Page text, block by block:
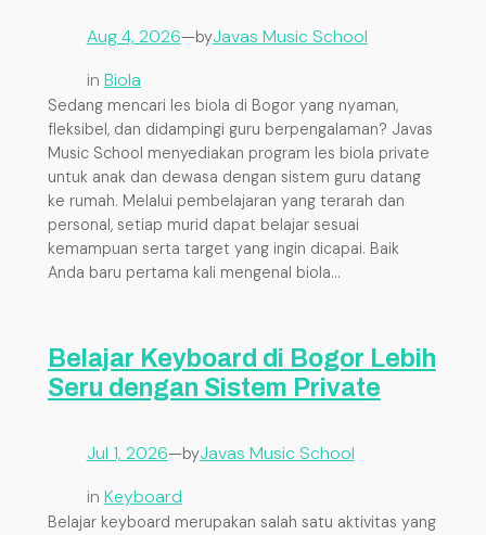
Aug 4, 2026—byJavas Music School
in Biola
Sedang mencari les biola di Bogor yang nyaman,
fleksibel, dan didampingi guru berpengalaman? Javas
Music School menyediakan program les biola private
untuk anak dan dewasa dengan sistem guru datang
ke rumah. Melalui pembelajaran yang terarah dan
personal, setiap murid dapat belajar sesuai
kemampuan serta target yang ingin dicapai. Baik
Anda baru pertama kali mengenal biola…
Belajar Keyboard di Bogor Lebih
Seru dengan Sistem Private
Jul 1, 2026—byJavas Music School
in Keyboard
Belajar keyboard merupakan salah satu aktivitas yang